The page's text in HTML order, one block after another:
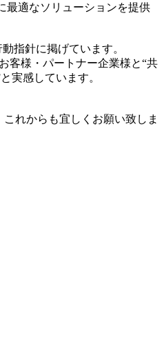
最適なソリューションを提供
指針に掲げています。
客様・パートナー企業様と“共
実感しています。
れからも宜しくお願い致しま